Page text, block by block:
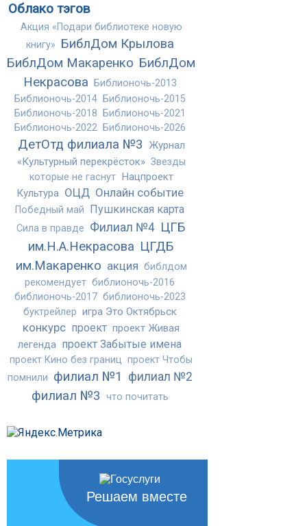
Облако тэгов
Акция «Подари библиотеке новую
книгу» БиблДом Крылова
БиблДом Макаренко БиблДом
Некрасова
Библионочь-2013
Библионочь-2014
Библионочь-2015
Библионочь-2018
Библионочь-2021
Библионочь-2022
Библионочь-2026
ДетОтд филиала №3
Журнал
«Культурный перекрёсток» Звезды
которые не гаснут Нацпроект
Культура ОЦД Онлайн событие
Победный май Пушкинская карта
Сила в правде Филиал №4 ЦГБ
им.Н.А.Некрасова ЦГДБ
им.Макаренко акция библдом
рекомендует библионочь-2016
библионочь-2017 библионочь-2023
буктрейлер игра Это Октябрьск
конкурс проект проект Живая
легенда проект Забытые имена
проект Кино без границ проект Чтобы
помнили филиал №1 филиал №2
филиал №3 что почитать
Решаем вместе